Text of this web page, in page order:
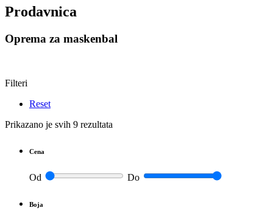
Prodavnica
Oprema za maskenbal
Filteri
Reset
Prikazano je svih 9 rezultata
Cena
Od Do
Boja